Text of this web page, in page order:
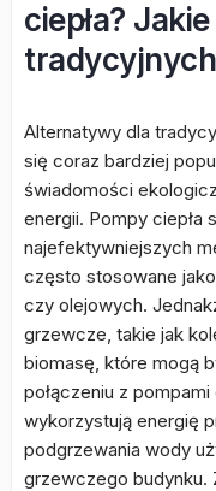
ciepła?
Alternatywy dla
się coraz bardziej
świadomości
energii. Pompy ciepła
najefektywniejszych
często stosowane
czy olejowych.
grzewcze, takie jak
biomasę, które mogą
połączeniu z
wykorzystują energię
podgrzewania wody
grzewczego budynku.